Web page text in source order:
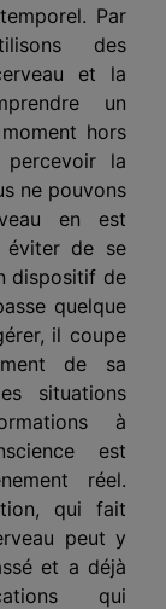
Par
des
et la
un
hors
la
ne pouvons
en est
de se
dispositif de
quelque
il coupe
de sa
situations
à
est
réel.
qui fait
peut y
et a déjà
qui